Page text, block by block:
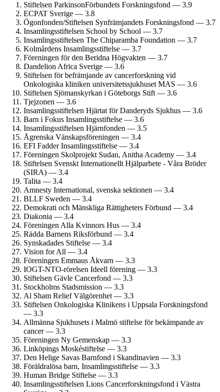
Stiftelsen Parkinson­Förbundets Forskningsfond — 3.9
ECPAT Sverige — 3.8
Ögonfonden/­Stiftelsen Synfrämjandets Forsknings­fond — 3.7
Insamlings­stiftelsen School by School — 3.7
Insamlings­stiftelsen The Chiparamba Foundation — 3.7
Kolmårdens Insamlings­stiftelse — 3.7
Föreningen för den Beridna Högvakten — 3.7
Dandelion Africa Sverige — 3.6
Stiftelsen för befrämjande av cancerforskning vid
Onkologiska kliniken universitets­sjukhuset MAS — 3.6
Stiftelsen Sjömanskyrkan i Göteborgs Stift — 3.6
Tjejzonen — 3.6
Insamlings­stiftelsen Hjärtat för Danderyds Sjukhus — 3.6
Barn i Fokus Insamlings­stiftelse — 3.6
Insamlings­stiftelsen Hjärnfonden — 3.5
Ågrenska Vänskapsföreningen — 3.4
EFI Fadder Insamlings­stiftelse — 3.4
Föreningen Skolprojekt Sudan, Anitha Academy — 3.4
Stiftelsen Svenskt Internationellt Hjälparbete - Våra Bröder
(SIRA) — 3.4
Talita — 3.4
Amnesty International, svenska sektionen — 3.4
BLLF Sweden — 3.4
Demokrati och Mänskliga Rättigheters Förbund — 3.4
Diakonia — 3.4
Föreningen Alla Kvinnors Hus — 3.4
Rädda Barnens Riksförbund — 3.4
Synskadades Stiftelse — 3.4
Vision for All — 3.4
Föreningen Emmaus Åkvarn — 3.3
IOGT-NTO-rörelsen Ideell förening — 3.3
Stiftelsen Gävle Cancerfond — 3.3
Stockholms Stadsmission — 3.3
Al Sham Relief Välgörenhet — 3.3
Stiftelsen Onkologiska Klinikens i Uppsala Forskningsfond
— 3.3
Allmänna Sjukhusets i Malmö stiftelse för bekämpande av
cancer — 3.3
Föreningen Ny Gemenskap — 3.3
Linköpings Moskéstiftelse — 3.3
Den Helige Savas Barnfond i Skandinavien — 3.3
Föräldralösa barn, Insamlingsstiftelse — 3.3
Human Bridge Stiftelse — 3.3
Insamlings­stiftelsen Lions Cancerforsknings­fond i Västra